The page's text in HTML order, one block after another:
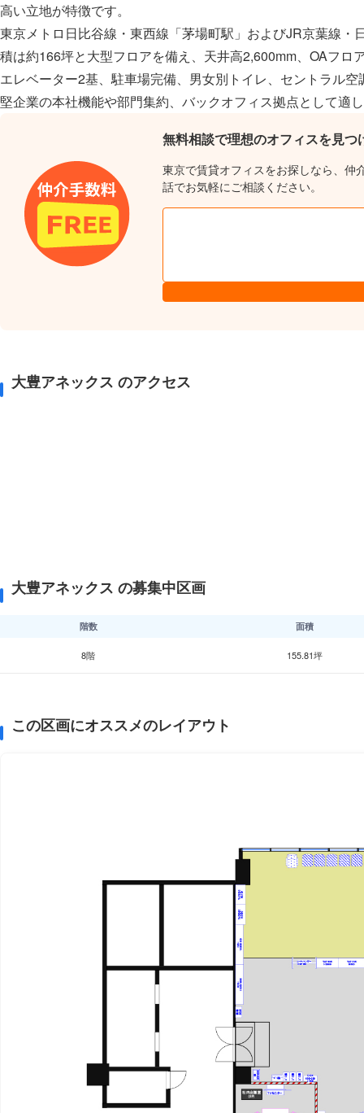
高い立地が特徴です。
東京メトロ日比谷線・東西線「茅場町駅」およびJR京葉線
積は約166坪と大型フロアを備え、天井高2,600mm、OAフロ
エレベーター2基、駐車場完備、男女別トイレ、セントラル
堅企業の本社機能や部門集約、バックオフィス拠点として適
無料相談で理想のオフィスを見つ
東京で賃貸オフィスをお探しなら、仲
話でお気軽にご相談ください。
大豊アネックス のアクセス
大豊アネックス の募集中区画
階数 面積
8階 155.81坪
この区画にオススメのレイアウト